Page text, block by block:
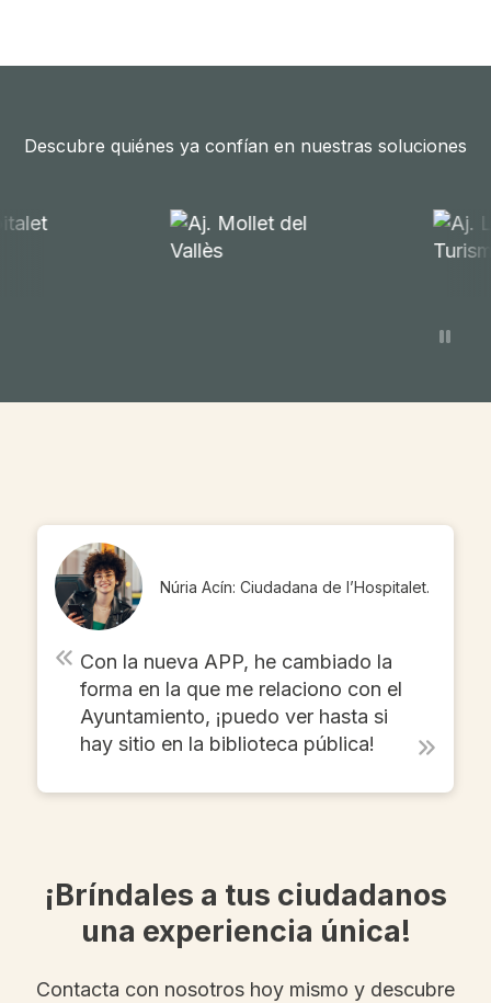
Descubre quiénes ya confían en nuestras soluciones
Núria Acín: Ciudadana de l’Hospitalet.
Con la nueva APP, he cambiado la
forma en la que me relaciono con el
Ayuntamiento, ¡puedo ver hasta si
hay sitio en la biblioteca pública!
¡Bríndales a tus ciudadanos
una experiencia única!
Contacta con nosotros hoy mismo y descubre